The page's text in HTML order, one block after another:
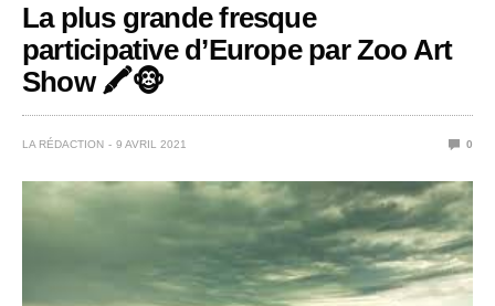
La plus grande fresque
participative d’Europe par Zoo Art
Show 🖍️🐵
LA RÉDACTION 9 AVRIL 2021 0